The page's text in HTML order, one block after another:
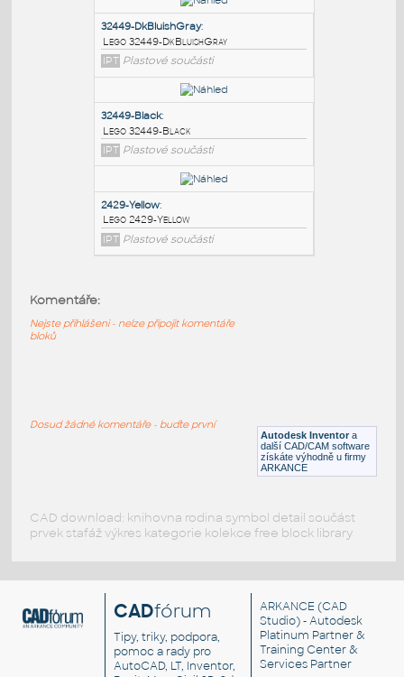
PODOBNÉ BLOKY
32449-Red:
Lego 32449-Red
IPT Plastové součásti
32449-DkBluishGray:
Lego 32449-DkBluishGray
IPT Plastové součásti
Lego 32449-Black
Lego 2429-Yellow
Autodesk Inventor a
další CAD/CAM software
získáte výhodně u firmy
ARKANCE
Komentáře:
Nejste přihlášeni - nelze připojit komentáře
bloků
Dosud žádné komentáře - buďte první
CAD download: knihovna rodina symbol detail součást
prvek stafáž výkres kategorie kolekce free block library
CADfórum
Tipy, triky, podpora,
pomoc a rady pro
AutoCAD, LT, Inventor,
ARKANCE (CAD
Studio) - Autodesk
Platinum Partner &
Training Center &
Services Partner